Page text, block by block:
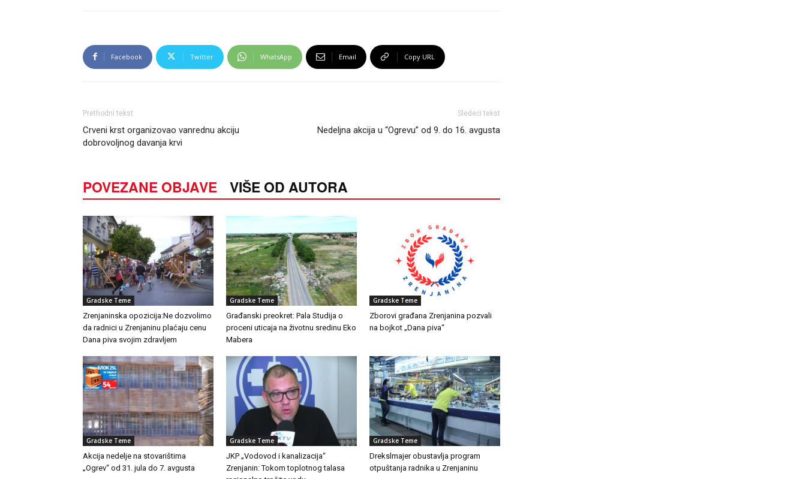
Facebook Twitter WhatsApp Email Copy URL
Prethodni tekst
Crveni krst organizovao vanrednu akciju
dobrovoljnog davanja krvi
Sledeći tekst
Nedeljna akcija u “Ogrevu” od 9. do 16. avgusta
POVEZANE OBJAVE VIŠE OD AUTORA
Gradske Teme
Zrenjaninska opozicija:Ne dozvolimo
da radnici u Zrenjaninu plaćaju cenu
Dana piva svojim zdravljem
Gradske Teme
Građanski preokret: Pala Studija o
proceni uticaja na životnu sredinu Eko
Mabera
Gradske Teme
Zborovi građana Zrenjanina pozvali
na bojkot „Dana piva“
Gradske Teme
Akcija nedelje na stovarištima
„Ogrev“ od 31. jula do 7. avgusta
Gradske Teme
JKP „Vodovod i kanalizacija“
Zrenjanin: Tokom toplotnog talasa
Gradske Teme
Drekslmajer obustavlja program
otpuštanja radnika u Zrenjaninu